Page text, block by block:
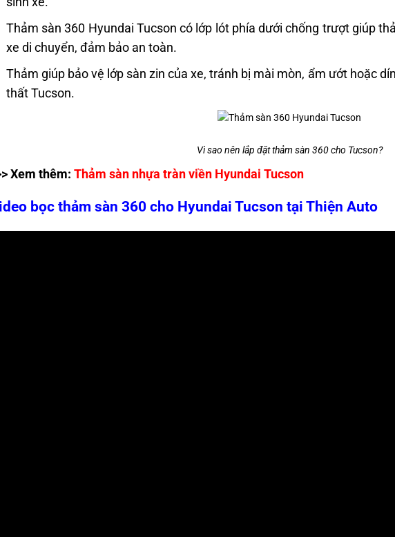
Thảm sàn 360 Hyundai Tucson có lớp lót phía dưới chống trượt giúp
xe di chuyển, đảm bảo an toàn.
Thảm giúp bảo vệ lớp sàn zin của xe, tránh bị mài mòn, ẩm ướt hoặc
thất Tucson.
Vì sao nên lắp đặt thảm sàn 360 cho Tucson?
Xem thêm: Thảm sàn nhựa tràn viền Hyundai Tucson
bọc thảm sàn 360 cho Hyundai Tucson tại Thiện Auto